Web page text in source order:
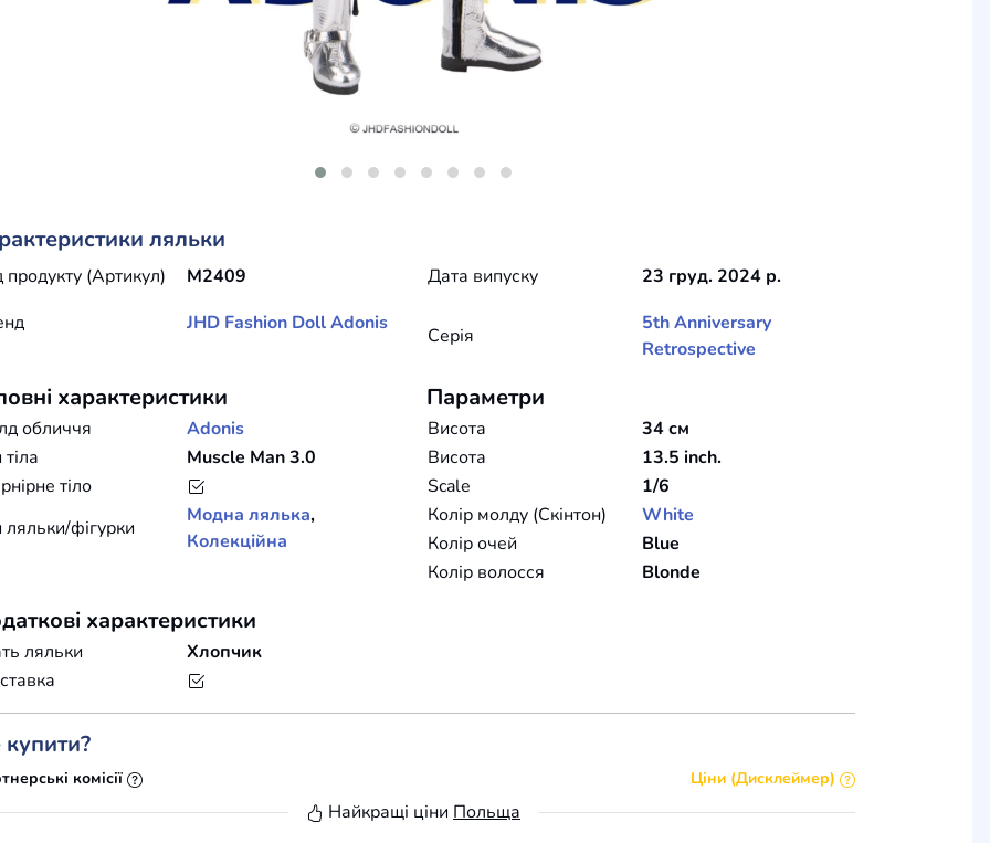
ляльки
продукту (Артикул) M2409 Дата випуску
23 груд. 2024 р.
JHD Fashion DollAdonis
Серія
5th Anniversary
Retrospective
характеристики
обличчя
Adonis
Muscle Man 3.0
тіло
ляльки/фігурки
Модна лялька,
Колекційна
Параметри
Висота
34 см
Висота
13.5 inch.
Scale
1/6
Колір молду (Скінтон)
White
Колір очей
Blue
Колір волосся
Blonde
характеристики
ляльки
Хлопчик
комісії Ціни (Дисклеймер)
Найкращі ціни Польща